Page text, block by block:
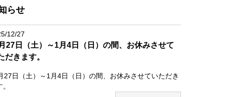
らせ
12/27
27日（土）～1月4日（日）の間、お休みさせて
だきます。
27日（土）～1月4日（日）の間、お休みさせていただき